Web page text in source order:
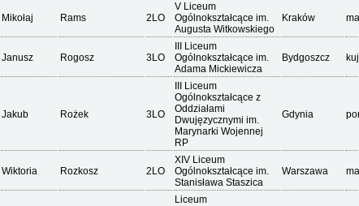
Mikołaj Rams 2LO
V Liceum
Ogólnokształcące im.
Augusta Witkowskiego
Kraków
Janusz Rogosz 3LO
III Liceum
Ogólnokształcące im.
Adama Mickiewicza
Bydgoszcz
Jakub Rożek 3LO
III Liceum
Ogólnokształcące z
Oddziałami
Dwujęzycznymi im.
Marynarki Wojennej
RP
Gdynia
Wiktoria Rozkosz 2LO
XIV Liceum
Ogólnokształcące im.
Stanisława Staszica
Warszawa
Liceum